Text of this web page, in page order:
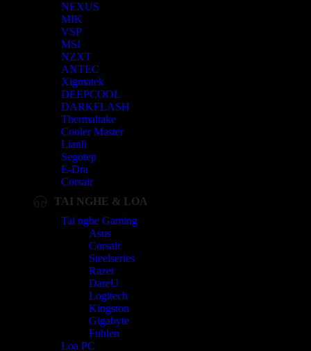
NEXUS
MIK
VSP
MSI
NZXT
ANTEC
Xigmatek
DEEPCOOL
DARKFLASH
Thermaltake
Cooler Master
Lianli
Segotep
E-Dra
Corsair
TAI NGHE & LOA
Tai nghe Gaming
Asus
Corsair
Steelseries
Razer
DareU
Logitech
Kingston
Gigabyte
Fuhlen
Loa PC